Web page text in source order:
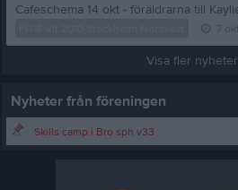
Visa fler nyheter
Nyheter från föreningen
Skills camp i Bro sph v33